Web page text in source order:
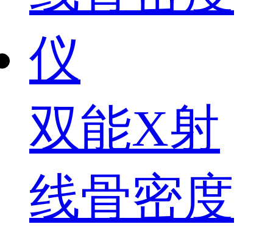
双能X射
线骨密度